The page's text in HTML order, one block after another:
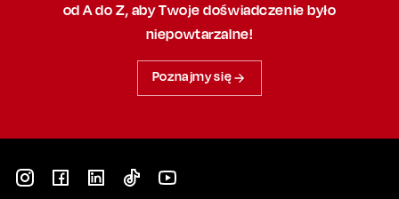
od A do Z, abyTwoje doświadczenie było
niepowtarzalne!
Poznajmy się